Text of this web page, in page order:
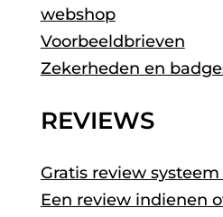
webshop
Voorbeeldbrieven
Zekerheden en
REVIEWS
Gratis review
Een review indienen